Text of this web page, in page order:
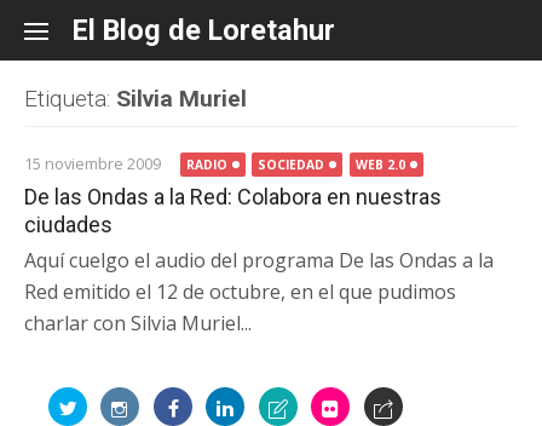
content
El Blog de Loretahur
Etiqueta: Silvia Muriel
15 noviembre 2009 RADIO SOCIEDAD WEB 2.0
De las Ondas a la Red: Colabora en nuestras
ciudades
Aquí cuelgo el audio del programa De las Ondas a la
Red emitido el 12 de octubre, en el que pudimos
charlar con Silvia Muriel...